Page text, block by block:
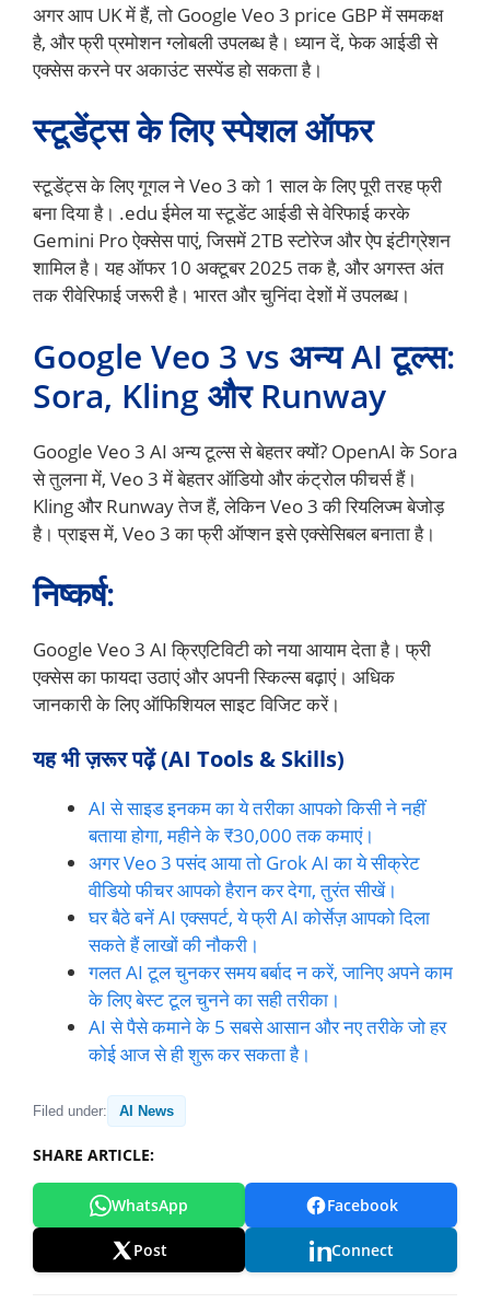
अगर आप UK में हैं, तो Google Veo 3 price GBP में समकक्ष
है, और फ्री प्रमोशन ग्लोबली उपलब्ध है। ध्यान दें, फेक आईडी से
एक्सेस करने पर अकाउंट सस्पेंड हो सकता है।
स्टूडेंट्स के लिए स्पेशल ऑफर
स्टूडेंट्स के लिए गूगल ने Veo 3 को 1 साल के लिए पूरी तरह फ्री
बना दिया है। .edu ईमेल या स्टूडेंट आईडी से वेरिफाई करके
Gemini Pro ऐक्सेस पाएं, जिसमें 2TB स्टोरेज और ऐप इंटीग्रेशन
शामिल है। यह ऑफर 10 अक्टूबर 2025 तक है, और अगस्त अंत
तक रीवेरिफाई जरूरी है। भारत और चुनिंदा देशों में उपलब्ध।
Google Veo 3 vs अन्य AI टूल्स:
Sora, Kling और Runway
Google Veo 3 AI अन्य टूल्स से बेहतर क्यों? OpenAI के Sora
से तुलना में, Veo 3 में बेहतर ऑडियो और कंट्रोल फीचर्स हैं।
Kling और Runway तेज हैं, लेकिन Veo 3 की रियलिज्म बेजोड़
है। प्राइस में, Veo 3 का फ्री ऑप्शन इसे एक्सेसिबल बनाता है।
निष्कर्ष:
Google Veo 3 AI क्रिएटिविटी को नया आयाम देता है। फ्री
एक्सेस का फायदा उठाएं और अपनी स्किल्स बढ़ाएं। अधिक
जानकारी के लिए ऑफिशियल साइट विजिट करें।
यह भी ज़रूर पढ़ें (AI Tools & Skills)
AI से साइड इनकम का ये तरीका आपको किसी ने नहीं
बताया होगा, महीने के ₹30,000 तक कमाएं।
अगर Veo 3 पसंद आया तो Grok AI का ये सीक्रेट
वीडियो फीचर आपको हैरान कर देगा, तुरंत सीखें।
घर बैठे बनें AI एक्सपर्ट, ये फ्री AI कोर्सेज़ आपको दिला
सकते हैं लाखों की नौकरी।
गलत AI टूल चुनकर समय बर्बाद न करें, जानिए अपने काम
के लिए बेस्ट टूल चुनने का सही तरीका।
AI से पैसे कमाने के 5 सबसे आसान और नए तरीके जो हर
कोई आज से ही शुरू कर सकता है।
Filed under: AI News
SHARE ARTICLE:
WhatsApp Facebook
Post Connect